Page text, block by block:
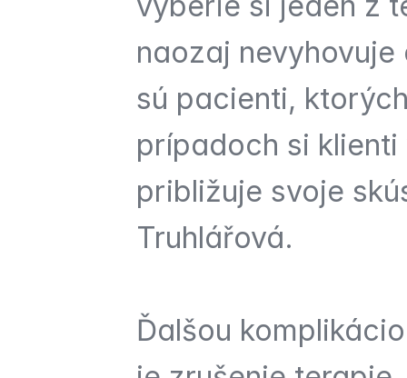
naozaj
sú pacienti,
prípadoch si klienti
približuje svoje
Truhlářová.
Ďalšou